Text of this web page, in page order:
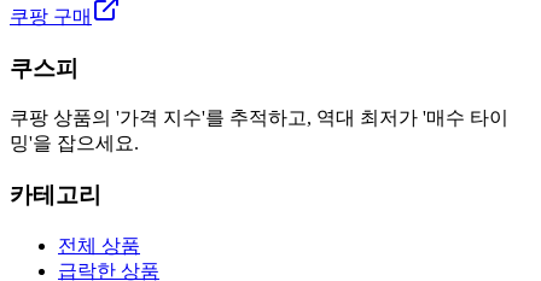
쿠팡 구매
쿠스피
쿠팡 상품의 '가격 지수'를 추적하고, 역대 최저가 '매수 타이
밍'을 잡으세요.
카테고리
전체 상품
급락한 상품